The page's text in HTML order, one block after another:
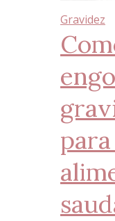
Gravidez